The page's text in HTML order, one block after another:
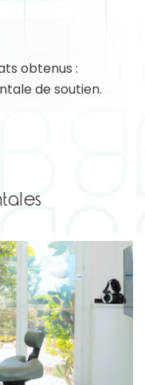
obtenus :
de soutien.